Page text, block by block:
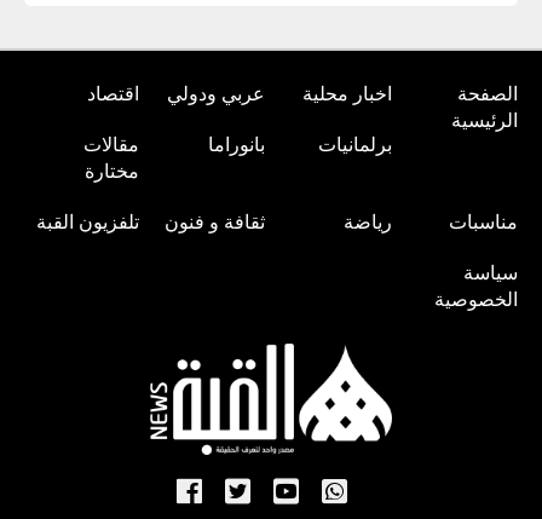
الصفحة
الرئيسية
اخبار محلية عربي ودولي اقتصاد
برلمانيات بانوراما
مقالات
مختارة
مناسبات رياضة ثقافة و فنون تلفزيون القبة
سياسة
الخصوصية